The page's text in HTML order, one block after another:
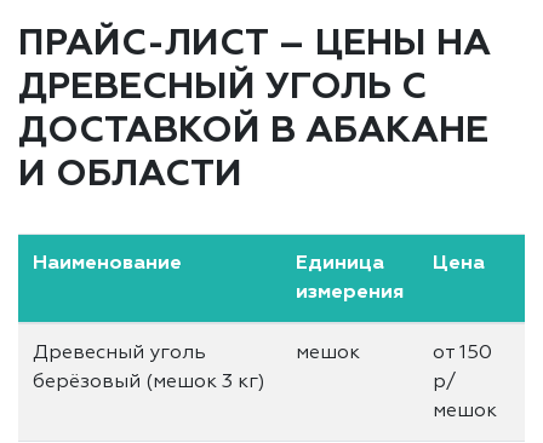
ПРАЙС-ЛИСТ – ЦЕНЫ НА
ДРЕВЕСНЫЙ УГОЛЬ С
ДОСТАВКОЙ В АБАКАНЕ
И ОБЛАСТИ
Наименование
Единица
измерения
Цена
Древесный уголь
берёзовый (мешок 3 кг)
мешок
от 150
р/
мешок